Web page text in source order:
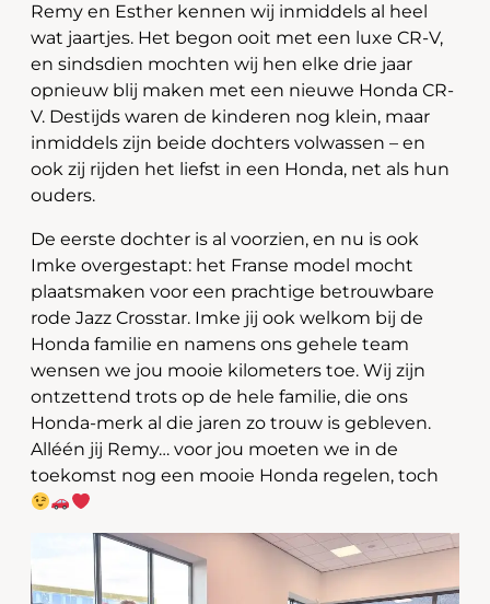
Remy en Esther kennen wij inmiddels al heel
wat jaartjes. Het begon ooit met een luxe CR-V,
en sindsdien mochten wij hen elke drie jaar
opnieuw blij maken met een nieuwe Honda CR-
V. Destijds waren de kinderen nog klein, maar
inmiddels zijn beide dochters volwassen – en
ook zij rijden het liefst in een Honda, net als hun
ouders.
De eerste dochter is al voorzien, en nu is ook
Imke overgestapt: het Franse model mocht
plaatsmaken voor een prachtige betrouwbare
rode Jazz Crosstar. Imke jij ook welkom bij de
Honda familie en namens ons gehele team
wensen we jou mooie kilometers toe. Wij zijn
ontzettend trots op de hele familie, die ons
Honda-merk al die jaren zo trouw is gebleven.
Alléén jij Remy… voor jou moeten we in de
toekomst nog een mooie Honda regelen, toch